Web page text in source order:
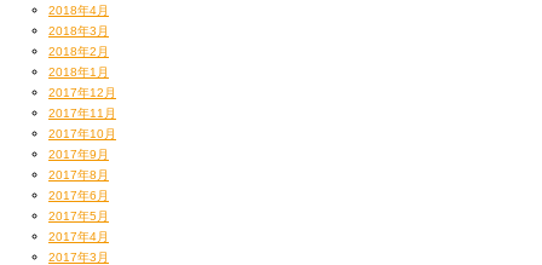
2018年4月
2018年3月
2018年2月
2018年1月
2017年12月
2017年11月
2017年10月
2017年9月
2017年8月
2017年6月
2017年5月
2017年4月
2017年3月